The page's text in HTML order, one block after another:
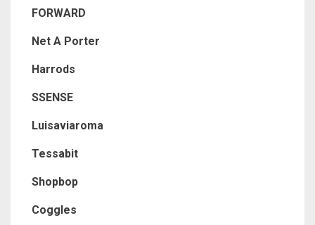
FORWARD
Net A Porter
Harrods
SSENSE
Luisaviaroma
Tessabit
Shopbop
Coggles